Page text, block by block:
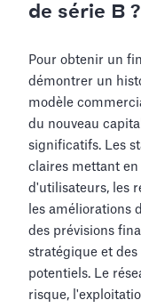
de série B ?
Pour obtenir un
démontrer un
modèle
du nouveau
significatifs. Les
claires mettant
d'utilisateurs, les
les améliorations
des prévisions
stratégique et des
potentiels. Le
risque,